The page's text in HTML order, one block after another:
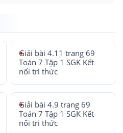
Giải bài 4.11 trang 69
Toán 7 Tập 1 SGK Kết
nối tri thức
Giải bài 4.9 trang 69
Toán 7 Tập 1 SGK Kết
nối tri thức